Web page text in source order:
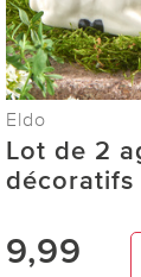
Eldo
Lot de 2
décoratifs
9,99